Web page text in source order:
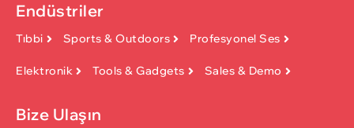
Endüstriler
Tıbbi Sports & Outdoors Profesyonel Ses
Elektronik Tools & Gadgets Sales & Demo
Bize Ulaşın